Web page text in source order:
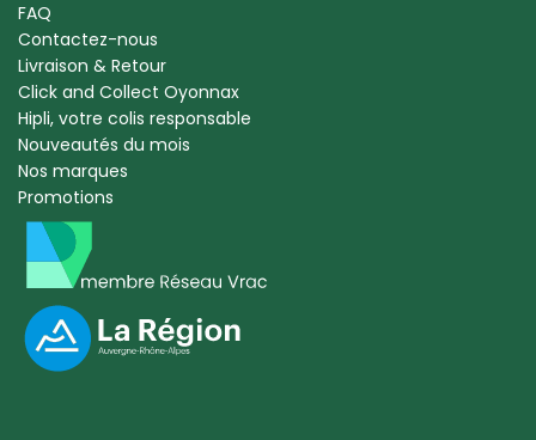
FAQ
Contactez-nous
Livraison & Retour
Click and Collect Oyonnax
Hipli, votre colis responsable
Nouveautés du mois
Nos marques
Promotions